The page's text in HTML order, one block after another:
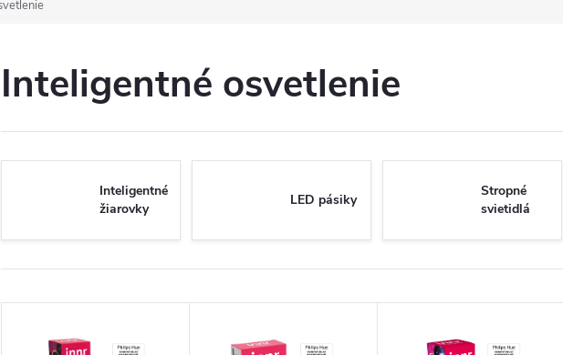
Inteligentné osvetlenie
Inteligentné
žiarovky
LED pásiky
Stropné
svietidlá